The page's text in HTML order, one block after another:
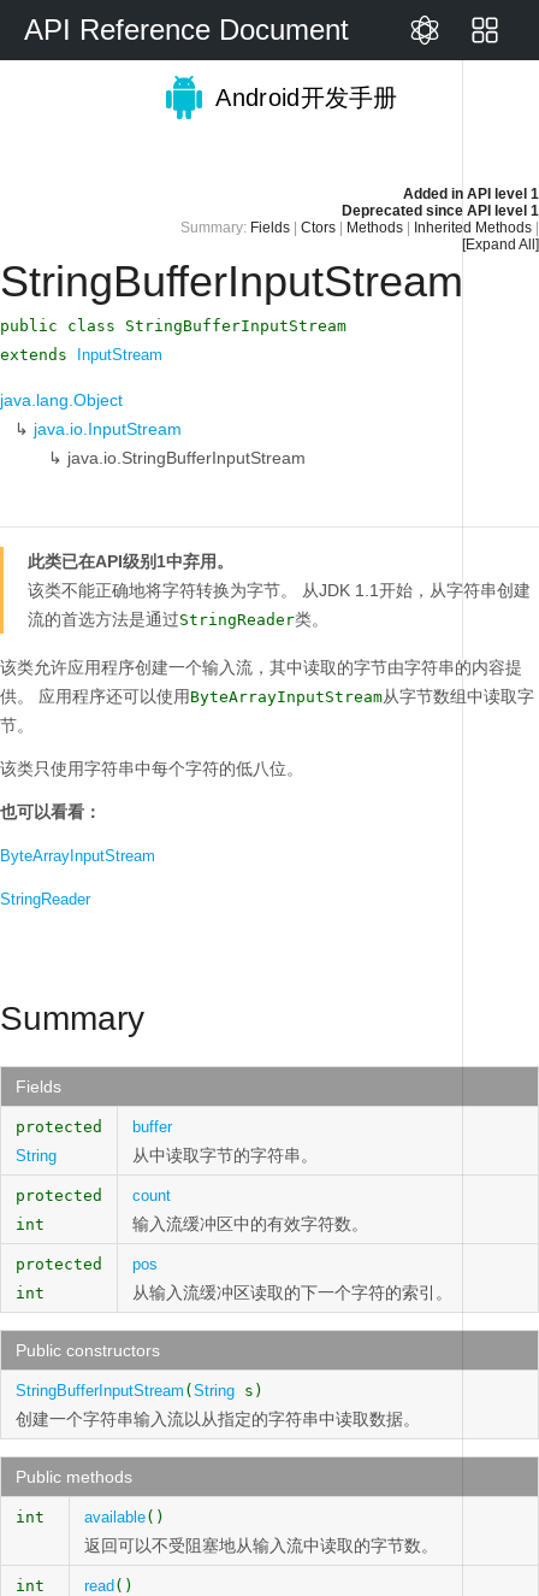
API Reference Document
Android开发手册
Added in API level 1
Deprecated since API level 1
Summary: Fields Ctors Methods Inherited Methods
[Expand All]
StringBufferInputStream
public class StringBufferInputStream
extends
InputStream
java.lang.Object
↳ java.io.InputStream
↳ java.io.StringBufferInputStream
此类已在API级别1中弃用。
该类不能正确地将字符转换为字节。
从JDK 1.1开始，从字符串创建
流的首选方法是通过StringReader类。
该类允许应用程序创建一个输入流，其中读取的字节由字符串的内容提
供。
应用程序还可以使用 ByteArrayInputStream从字节数组中读取字
节。
该类只使用字符串中每个字符的低八位。
也可以看看：
ByteArrayInputStream
StringReader
Summary
Fields
protected
String
buffer
从中读取字节的字符串。
protected
int
count
输入流缓冲区中的有效字符数。
protected
int
pos
从输入流缓冲区读取的下一个字符的索引。
Public constructors
StringBufferInputStream ( String s)
创建一个字符串输入流以从指定的字符串中读取数据。
Public methods
int available()
返回可以不受阻塞地从输入流中读取的字节数。
int read ()